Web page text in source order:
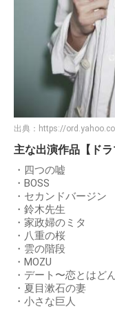
出典： https://
主な出演作品【ドラ
・四つの嘘
・BOSS
・セカンドバージン
・鈴木先生
・家政婦のミタ
・八重の桜
・雲の階段
・MOZU
・デート〜恋とはど
・夏目漱石の妻
・小さな巨人